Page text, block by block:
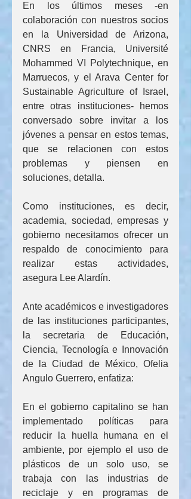
En los últimos meses -en
colaboración con nuestros socios
en la Universidad de Arizona,
CNRS en Francia, Université
Mohammed VI Polytechnique, en
Marruecos, y el Arava Center for
Sustainable Agriculture of Israel,
entre otras instituciones- hemos
conversado sobre invitar a los
jóvenes a pensar en estos temas,
que se relacionen con estos
problemas y piensen en
soluciones, detalla.
Como instituciones, es decir,
academia, sociedad, empresas y
gobierno necesitamos ofrecer un
respaldo de conocimiento para
realizar estas actividades,
asegura Lee Alardín.
Ante académicos e investigadores
de las instituciones participantes,
la secretaria de Educación,
Ciencia, Tecnología e Innovación
de la Ciudad de México, Ofelia
Angulo Guerrero, enfatiza:
En el gobierno capitalino se han
implementado políticas para
reducir la huella humana en el
ambiente, por ejemplo el uso de
plásticos de un solo uso, se
trabaja con las industrias de
reciclaje y en programas de